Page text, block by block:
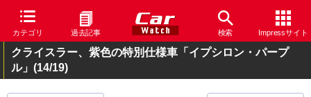
カテゴリ 過去記事 検索 Impressサイト
クライスラー、紫色の特別仕様車「イプシロン・パープ
ル」 (14/19)